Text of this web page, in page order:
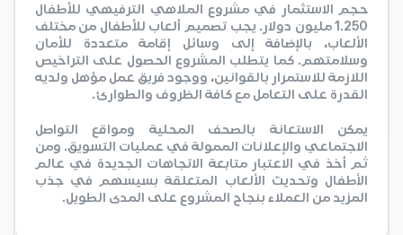
حجم الاستثمار في مشروع الملاهي الترفيهي للأطفال
1.250 مليون دولار. يجب تصميم ألعاب للأطفال من مختلف
الألعاب، بالإضافة إلى وسائل إقامة متعددة للأمان
وسلامتهم. كما يتطلب المشروع الحصول على التراخيص
اللازمة للاستمرار بالقوانين، ووجود فريق عمل مؤهل ولديه
القدرة على التعامل مع كافة الظروف والطوارئ.
يمكن الاستعانة بالصحف المحلية ومواقع التواصل
الاجتماعي والإعلانات الممولة في عمليات التسويق. ومن
ثم أخذ في الاعتبار متابعة الاتجاهات الجديدة في عالم
الأطفال وتحديث الألعاب المتعلقة بسيسهم في جذب
المزيد من العملاء بنجاح المشروع على المدى الطويل.